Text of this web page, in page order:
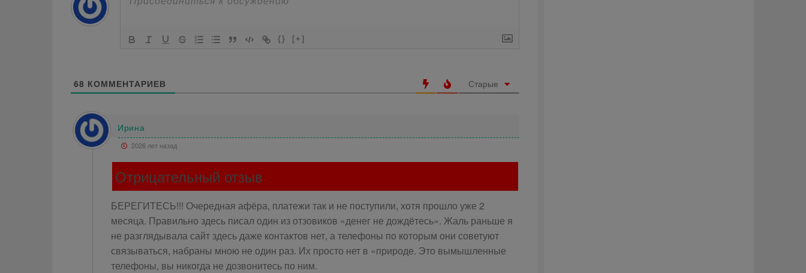
{} [+]
68 КОММЕНТАРИЕВ Старые
Ирина
2026 лет назад
Отрицательный отзыв
БЕРЕГИТЕСЬ!!! Очередная афёра, платежи так и не поступили, хотя прошло уже 2
месяца. Правильно здесь писал один из отзовиков «денег не дождётесь». Жаль раньше я
не разглядывала сайт здесь даже контактов нет, а телефоны по которым они советуют
связываться, набраны мною не один раз. Их просто нет в «природе. Это вымышленные
телефоны, вы никогда не дозвонитесь по ним.